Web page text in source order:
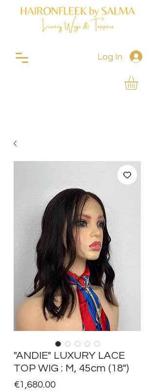
Log In
"ANDIE" LUXURY LACE
TOP WIG : M, 45cm (18")
€1,680.00Price